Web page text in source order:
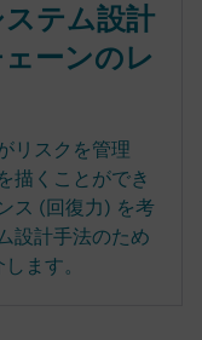
テム設計
ーンのレ
リスクを管理
描くことができ
ス (回復力) を考
設計手法のため
ます。